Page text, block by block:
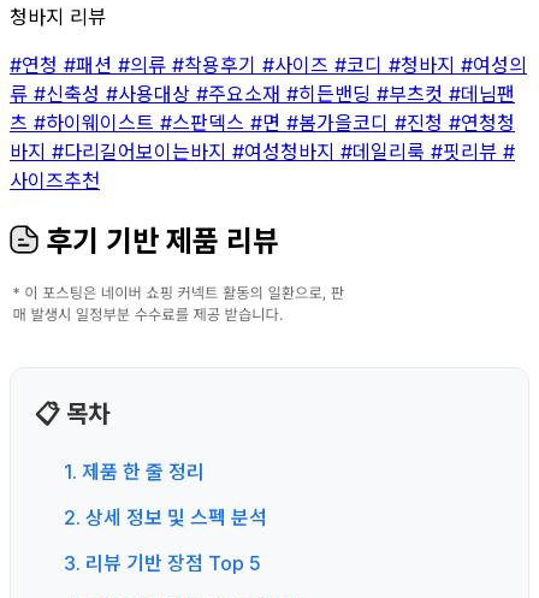
청바지 리뷰
#연청 #패션 #의류 #착용후기 #사이즈 #코디 #청바지 #여성의
류 #신축성 #사용대상 #주요소재 #히든밴딩 #부츠컷 #데님팬
츠 #하이웨이스트 #스판덱스 #면 #봄가을코디 #진청 #연청청
바지 #다리길어보이는바지 #여성청바지 #데일리룩 #핏리뷰 #
사이즈추천
후기 기반 제품 리뷰
📋 목차
1. 제품 한 줄 정리
2. 상세 정보 및 스펙 분석
3. 리뷰 기반 장점 Top 5